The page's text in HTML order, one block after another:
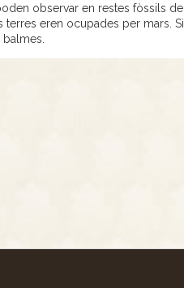
observar en restes fòssils de
terres eren ocupades per mars. Si